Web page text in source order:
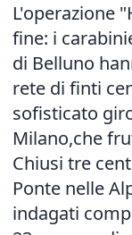
L'operazione
fine: i
di Belluno
rete di finti
sofisticato
Milano,che
Chiusi tre
Ponte nelle
indagati